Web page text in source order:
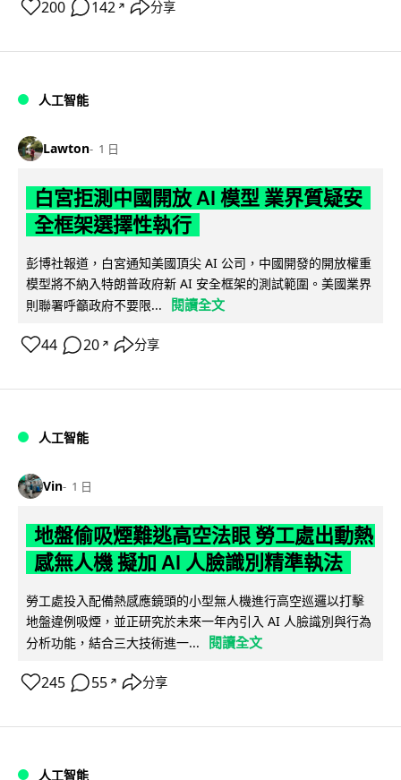
200 142 ↗ 分享
人工智能
Lawton 1 日
白宮拒測中國開放 AI 模型 業界質疑安
全框架選擇性執行
彭博社報道，白宮通知美國頂尖 AI 公司，中國開發的開放權重
模型將不納入特朗普政府新 AI 安全框架的測試範圍。美國業界
則聯署呼籲政府不要限...
閱讀全文
44 20 ↗ 分享
人工智能
Vin 1 日
地盤偷吸煙難逃高空法眼 勞工處出動熱
感無人機 擬加 AI 人臉識別精準執法
勞工處投入配備熱感應鏡頭的小型無人機進行高空巡邏以打擊
地盤違例吸煙，並正研究於未來一年內引入 AI 人臉識別與行為
分析功能，結合三大技術進一...
閱讀全文
245 55 ↗ 分享
人工智能